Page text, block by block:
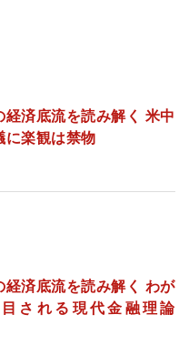
経済底流を読み解く 米中
に楽観は禁物
経済底流を読み解く わが
される現代金融理論